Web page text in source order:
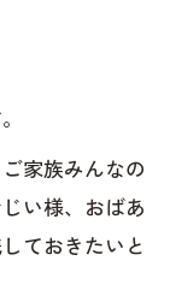
家族みんなの
い様、おばあ
ておきたいと